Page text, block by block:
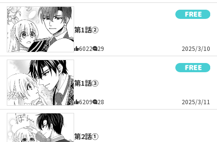
第1話②
6022 29 2025/3/10
第1話③
6209 28 2025/3/11
第2話①